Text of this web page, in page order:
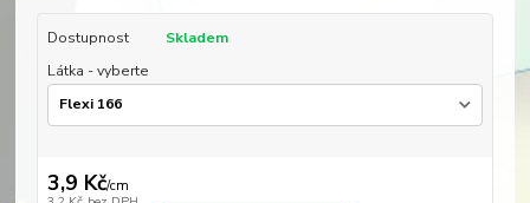
Dostupnost
Skladem
Látka - vyberte
3,9 Kč/cm